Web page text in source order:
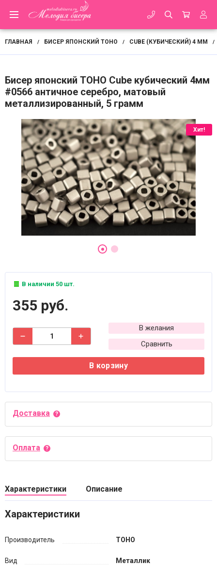
ГЛАВНАЯ / БИСЕР ЯПОНСКИЙ TOHO / CUBE (КУБИЧЕСКИЙ) 4 ММ /
Бисер японский TOHO Cube кубический 4мм
#0566 античное серебро, матовый
металлизированный, 5 грамм
Хит!
В наличии 50 шт.
355 руб.
В желания
Сравнить
В корзину
Доставка
Оплата
Характеристики Описание
Характеристики
Производитель TOHO
Вид Металлик